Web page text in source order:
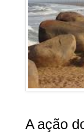
A ação